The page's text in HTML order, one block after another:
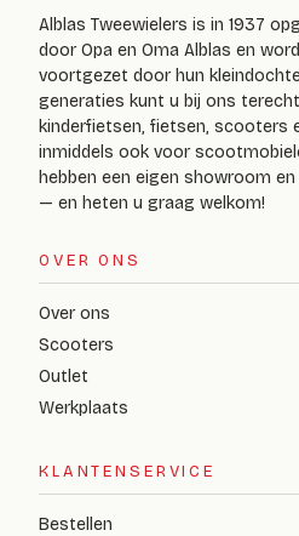
Alblas Tweewielers is in 1937
door Opa en Oma Alblas en
voortgezet door hun
generaties kunt u bij ons
kinderfietsen, fietsen, scooters
inmiddels ook voor
hebben een eigen showroom
— en heten u graag welkom!
OVER ONS
Over ons
Scooters
Outlet
Werkplaats
KLANTENSERVICE
Bestellen